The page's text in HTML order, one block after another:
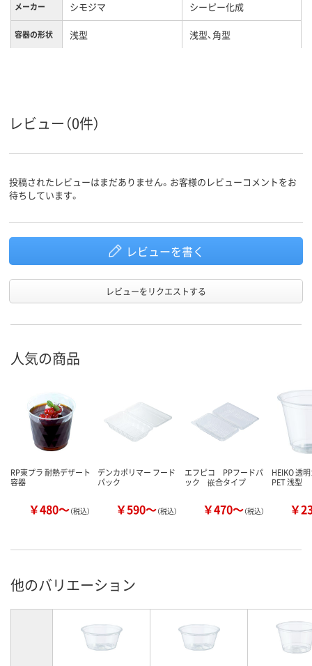
メーカー シモジマ シーピー化成
容器の形状 浅型 浅型、角型
耐油性 あり
耐熱温度 60
レビュー（0件）
投稿されたレビューはまだありません。お客様のレビューコメントをお
待ちしています。
レビューを書く
レビューをリクエストする
人気の商品
RP東プラ 耐熱デザート
容器
￥480～（税込）
デンカポリマー フード
パック
￥590～（税込）
エフピコ PPフードパ
ック 嵌合タイプ
￥470～（税込）
HEIKO 透
PET 浅型
￥
他のバリエーション